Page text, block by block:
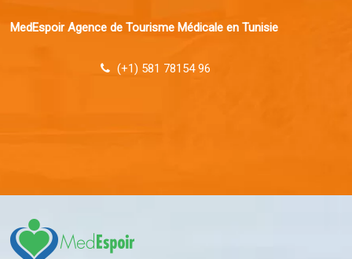
MedEspoir Agence de Tourisme Médicale en Tunisie
(+1) 581 78154 96